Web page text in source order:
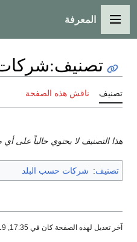
القائمة الرئيسية
المعرفة
تصنيف:
تصنيف ناقش هذه الصفحة
هذا التصنيف لا يحتوي حالياً على
تصنيف: شركات حسب البلد
آخر تعديل لهذه الصفحة كان في 17:35, 19 يناير 2007.